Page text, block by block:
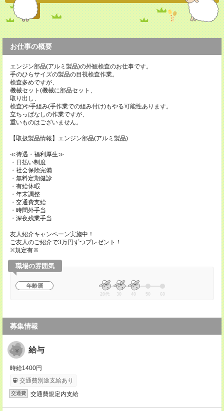
お仕事の概要
エンジン部品(アルミ製品)の外観検査のお仕事です。
手のひらサイズの製品の目視検査作業。
検査多めですが、
機械セット(機械に部品セット、
取り出し、
検査)や手組み(手作業での組み付け)もやる可能性あります。
立ちっぱなしの作業ですが、
重いものはございません。
【取扱製品情報】エンジン部品(アルミ製品)
≪待遇・福利厚生≫
・日払い制度
・社会保険完備
・無料定期健診
・有給休暇
・年末調整
・交通費支給
・時間外手当
・深夜残業手当
友人紹介キャンペーン実施中！
ご友人のご紹介で3万円ずつプレゼント！
※規定有※
職場の雰囲気
年齢層
20代 30 40 50 60
募集情報
給与
時給1400円
交通費別途支給あり
交通費 交通費規定内支給